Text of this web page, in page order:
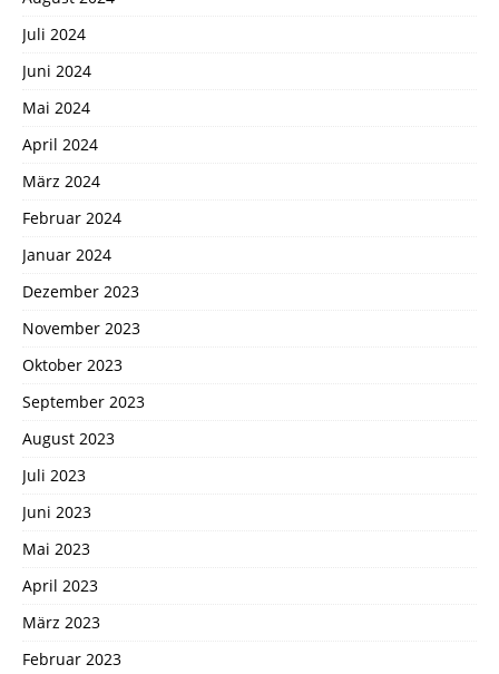
Juli 2024
Juni 2024
Mai 2024
April 2024
März 2024
Februar 2024
Januar 2024
Dezember 2023
November 2023
Oktober 2023
September 2023
August 2023
Juli 2023
Juni 2023
Mai 2023
April 2023
März 2023
Februar 2023